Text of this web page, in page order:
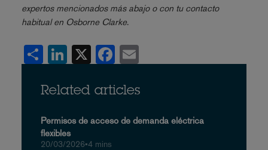
expertos mencionados más abajo o con tu contacto
habitual en Osborne Clarke.
Share LinkedIn Facebook
Related articles
Permisos de acceso de demanda eléctrica
flexibles
20/03/2026•4 mins